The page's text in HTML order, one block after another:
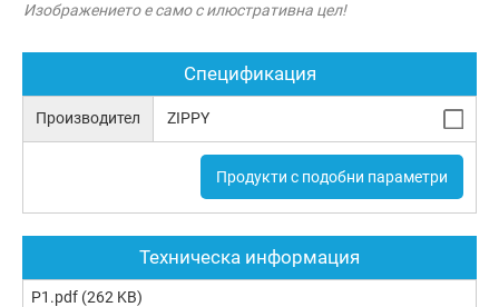
Изображението е само с илюстративна цел!
Спецификация
Производител ZIPPY
Продукти с подобни параметри
Техническа информация
P1.pdf (262 KB)